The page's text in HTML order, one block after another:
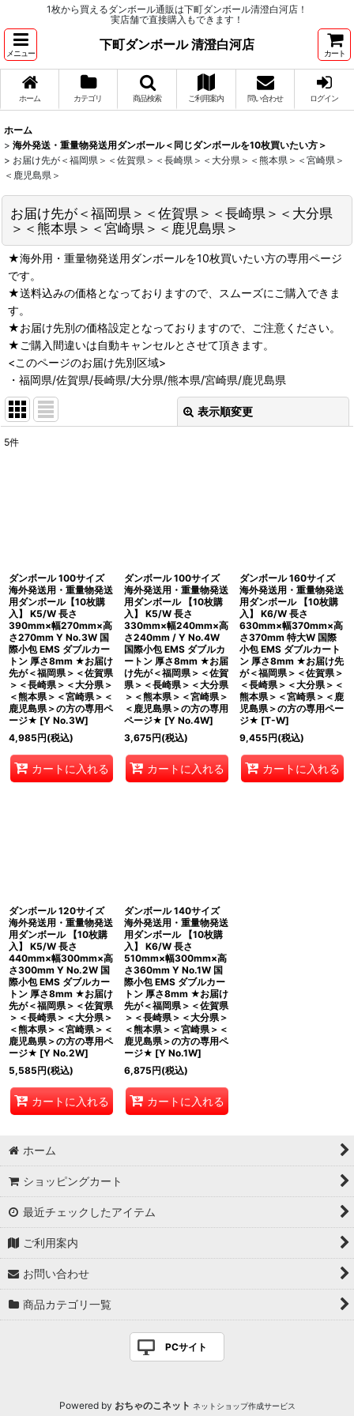
1枚から買えるダンボール通販は下町ダンボール清澄白河店！
実店舗で直接購入もできます！
メニュー
下町ダンボール 清澄白河店
カート
ホーム カテゴリ 商品検索 ご利用案内 問い合わせ ログイン
ホーム
> 海外発送・重量物発送用ダンボール＜同じダンボールを10枚買いたい方＞
> お届け先が＜福岡県＞＜佐賀県＞＜長崎県＞＜大分県＞＜熊本県＞＜宮崎県＞
＜鹿児島県＞
お届け先が＜福岡県＞＜佐賀県＞＜長崎県＞＜大分県
＞＜熊本県＞＜宮崎県＞＜鹿児島県＞
★海外用・重量物発送用ダンボールを10枚買いたい方の専用ページ
です。
★送料込みの価格となっておりますので、スムーズにご購入できま
す。
★お届け先別の価格設定となっておりますので、ご注意ください。
★ご購入間違いは自動キャンセルとさせて頂きます。
<このページのお届け先別区域>
・福岡県/佐賀県/長崎県/大分県/熊本県/宮崎県/鹿児島県
表示順変更
5件
ダンボール 100サイズ
海外発送用・重量物発送
用ダンボール【10枚購
入】 K5/W 長さ
390mm×幅270mm×高
さ270mm Y No.3W 国
際小包 EMS ダブルカー
トン 厚さ8mm ★お届け
先が＜福岡県＞＜佐賀県
＞＜長崎県＞＜大分県＞
＜熊本県＞＜宮崎県＞＜
鹿児島県＞の方の専用ペ
ージ★ [Y No.3W]
4,985円(税込)
カートに入れる
ダンボール 100サイズ
海外発送用・重量物発送
用ダンボール 【10枚購
入】 K5/W 長さ
330mm×幅240mm×高
さ240mm / Y No.4W
国際小包 EMS ダブルカ
ートン 厚さ8mm ★お届
け先が＜福岡県＞＜佐賀
県＞＜長崎県＞＜大分県
＞＜熊本県＞＜宮崎県＞
＜鹿児島県＞の方の専用
ページ★ [Y No.4W]
3,675円(税込)
カートに入れる
ダンボール 160サイズ
海外発送用・重量物発送
用ダンボール 【10枚購
入】 K6/W 長さ
630mm×幅370mm×高
さ370mm 特大W 国際
小包 EMS ダブルカート
ン 厚さ8mm ★お届け先
が＜福岡県＞＜佐賀県＞
＜長崎県＞＜大分県＞＜
熊本県＞＜宮崎県＞＜鹿
児島県＞の方の専用ペー
ジ★ [T-W]
9,455円(税込)
カートに入れる
ダンボール 120サイズ
海外発送用・重量物発送
用ダンボール 【10枚購
入】 K5/W 長さ
440mm×幅300mm×高
さ300mm Y No.2W 国
際小包 EMS ダブルカー
トン 厚さ8mm ★お届け
先が＜福岡県＞＜佐賀県
＞＜長崎県＞＜大分県＞
＜熊本県＞＜宮崎県＞＜
鹿児島県＞の方の専用ペ
ージ★ [Y No.2W]
5,585円(税込)
カートに入れる
ダンボール 140サイズ
海外発送用・重量物発送
用ダンボール 【10枚購
入】 K6/W 長さ
510mm×幅300mm×高
さ360mm Y No.1W 国
際小包 EMS ダブルカー
トン 厚さ8mm ★お届け
先が＜福岡県＞＜佐賀県
＞＜長崎県＞＜大分県＞
＜熊本県＞＜宮崎県＞＜
鹿児島県＞の方の専用ペ
ージ★ [Y No.1W]
6,875円(税込)
カートに入れる
ホーム
ショッピングカート
最近チェックしたアイテム
ご利用案内
お問い合わせ
商品カテゴリ一覧
PCサイト
Powered by おちゃのこネット ネットショップ作成サービス